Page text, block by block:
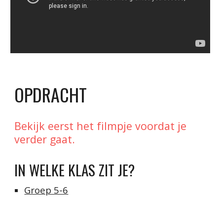
OPDRACHT
Bekijk eerst het filmpje voordat je
verder gaat.
IN WELKE KLAS ZIT JE?
Groep 5-6